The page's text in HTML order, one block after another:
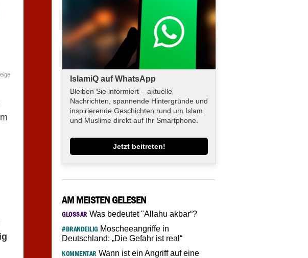
IslamiQ auf WhatsApp
Bleiben Sie informiert – aktuelle
Nachrichten, spannende Hintergründe und
inspirierende Geschichten rund um Islam
und Muslime direkt auf Ihr Smartphone.
Jetzt beitreten!
AM MEISTEN GELESEN
GLOSSAR Was bedeutet "Allahu akbar“?
#BRANDEILIGMoscheeangriffe in
Deutschland: „Die Gefahr ist real“
KOMMENTAR Wann ist ein Angriff auf eine